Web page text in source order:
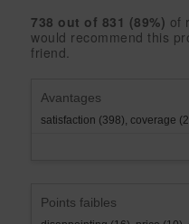
rating.
star
rating.
2
star
rating.
with
1
738 out of 831 (89%) of
would recommend this
friend.
Avantages
satisfaction (398), coverage
Points faibles